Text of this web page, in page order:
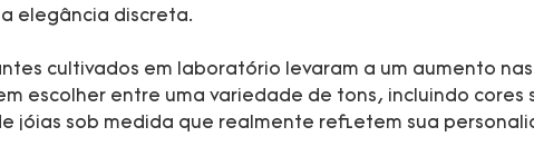
elegância discreta.
cultivados em laboratório levaram a um aumento
escolher entre uma variedade de tons, incluindo
jóias sob medida que realmente refletem sua